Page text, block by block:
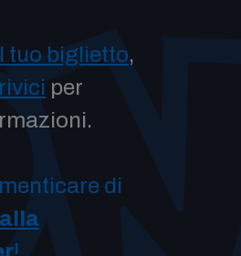
tuo biglietto,
per
di